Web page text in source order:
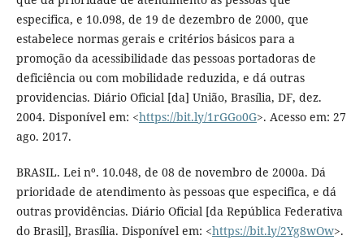
especifica, e 10.098, de 19 de dezembro de 2000, que
estabelece normas gerais e critérios básicos para a
promoção da acessibilidade das pessoas portadoras de
deficiência ou com mobilidade reduzida, e dá outras
providencias. Diário Oficial [da] União, Brasília, DF, dez.
2004. Disponível em: <https://bit.ly/1rGGo0G>. Acesso em: 27
ago. 2017.
BRASIL. Lei nº. 10.048, de 08 de novembro de 2000a. Dá
prioridade de atendimento às pessoas que especifica, e dá
outras providências. Diário Oficial [da República Federativa
do Brasil], Brasília. Disponível em: <https://bit.ly/2Yg8wOw>.